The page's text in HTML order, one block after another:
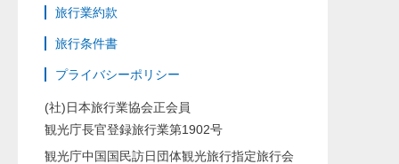
旅行業約款
旅行条件書
プライバシーポリシー
(社)日本旅行業協会正会員
観光庁長官登録旅行業第1902号
観光庁中国国民訪日団体観光旅行指定旅行会